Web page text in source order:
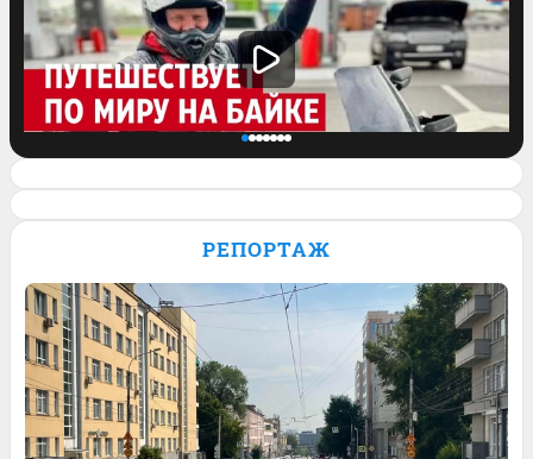
Европе: как байкер путешествует по
20 1
РЕПОРТАЖ